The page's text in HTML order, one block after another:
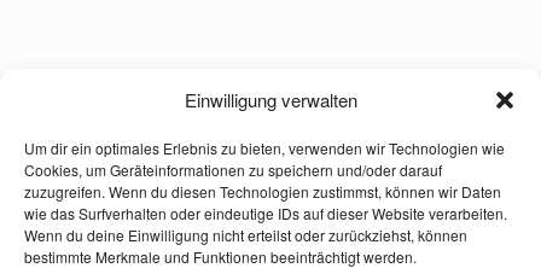
Einwilligung verwalten
Um dir ein optimales Erlebnis zu bieten, verwenden wir Technologien wie
Cookies, um Geräteinformationen zu speichern und/oder darauf
zuzugreifen. Wenn du diesen Technologien zustimmst, können wir Daten
wie das Surfverhalten oder eindeutige IDs auf dieser Website verarbeiten.
Wenn du deine Einwilligung nicht erteilst oder zurückziehst, können
bestimmte Merkmale und Funktionen beeinträchtigt werden.